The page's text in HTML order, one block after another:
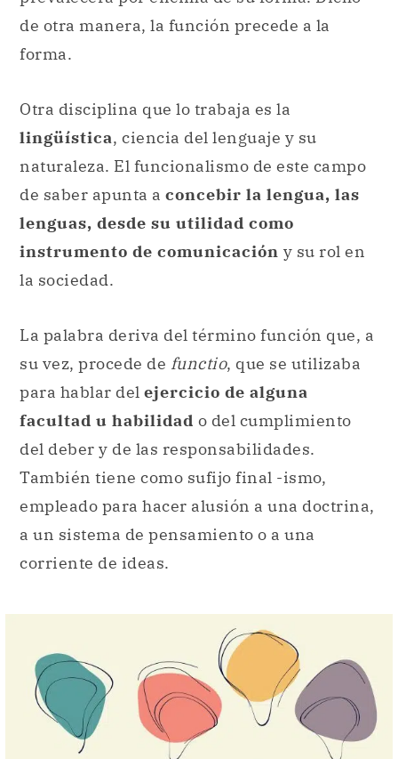
de otra manera, la función precede a la
forma.
Otra disciplina que lo trabaja es la
lingüística, ciencia del lenguaje y su
naturaleza. El funcionalismo de este campo
de saber apunta a concebir la lengua, las
lenguas, desde su utilidad como
instrumento de comunicación y su rol en
la sociedad.
La palabra deriva del término función que, a
su vez, procede de functio, que se utilizaba
para hablar del ejercicio de alguna
facultad u habilidad o del cumplimiento
del deber y de las responsabilidades.
También tiene como sufijo final -ismo,
empleado para hacer alusión a una doctrina,
a un sistema de pensamiento o a una
corriente de ideas.